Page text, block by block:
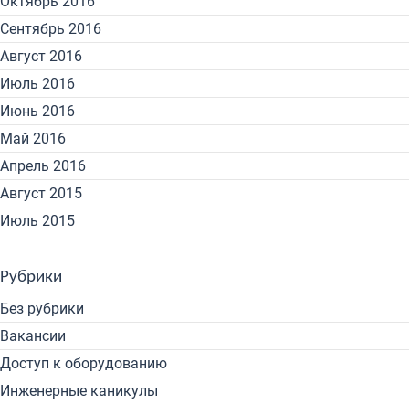
Сентябрь 2016
Август 2016
Июль 2016
Июнь 2016
Май 2016
Апрель 2016
Август 2015
Июль 2015
Рубрики
Без рубрики
Вакансии
Доступ к оборудованию
Инженерные каникулы